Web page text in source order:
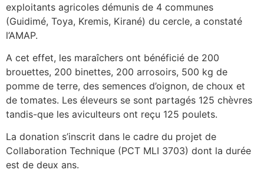
exploitants agricoles démunis de 4 communes
(Guidimé, Toya, Kremis, Kirané) du cercle, a constaté
l’AMAP.
A cet effet, les maraîchers ont bénéficié de 200
brouettes, 200 binettes, 200 arrosoirs, 500 kg de
pomme de terre, des semences d’oignon, de choux et
de tomates. Les éleveurs se sont partagés 125 chèvres
tandis-que les aviculteurs ont reçu 125 poulets.
La donation s’inscrit dans le cadre du projet de
Collaboration Technique (PCT MLI 3703) dont la durée
est de deux ans.